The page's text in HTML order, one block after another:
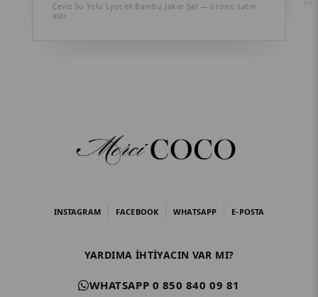
Ceviz Su Yolu Lyocell Bambu Jakar Şal — ürünü satın
aldı
INSTAGRAM FACEBOOK WHATSAPP E-POSTA
YARDIMA IHTIYACIN VAR MI?
WHATSAPP 0 850 840 09 81